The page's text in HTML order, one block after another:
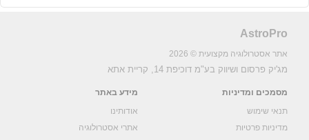
AstroPro
אתר אסטרולוגיה מקצועית © 2026
מג'יק פרסום ושיווק בע"מ דוכיפת 14, קריית אתא
מסמכים ומדיניות
תנאי שימוש
מדיניות פרטיות
מידע באתר
אודותינו
אתרי אסטרולוגיה